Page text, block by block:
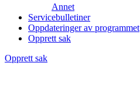
Annet
Servicebulletiner
Oppdateringer av programmet
Opprett sak
Opprett sak